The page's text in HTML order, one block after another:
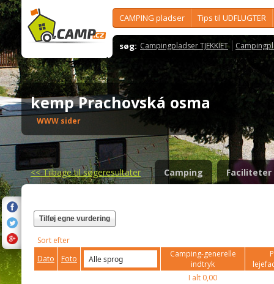
CAMPING pladser Tips til UDFLUGTER
søg: Campingpladser TJEKKIET
kemp Prachovská osma
WWW sider
<<Tilbage til søgeresultater Camping Faciliteter
Tilføj egne vurdering
Sort efter
Dato
Foto
Camping-generelle
indtryk
I alt 0,00